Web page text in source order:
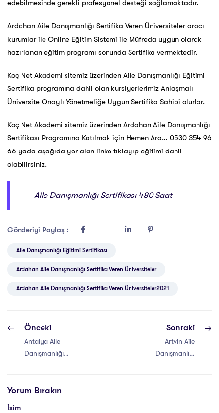
edebilmesinde gerekli profesyonel desteği sağlamaktadır.
Ardahan Aile Danışmanlığı Sertifika Veren Üniversiteler aracı
kurumlar ile Online Eğitim Sistemi ile Müfreda uygun olarak
hazırlanan eğitim programı sonunda Sertifika vermektedir.
Koç Net Akademi sitemiz üzerinden Aile Danışmanlığı Eğitimi
Sertifika programına dahil olan kursiyerlerimiz Anlaşmalı
Üniversite Onaylı Yönetmeliğe Uygun Sertifika Sahibi olurlar.
Koç Net Akademi sitemiz üzerinden Ardahan Aile Danışmanlığı
Sertifikası Programına Katılmak için Hemen Ara… 0530 354 96
66 yada aşağıda yer alan linke tıklayıp eğitimi dahil
olabilirsiniz.
Aile Danışmanlığı Sertifikası 480 Saat
Gönderiyi Paylaş :
Aile Danışmanlığı Eğitimi Sertifikası
Ardahan Aile Danışmanlığı Sertifika Veren Üniversiteler
Ardahan Aile Danışmanlığı Sertifika Veren Üniversiteler2021
Önceki
Antalya Aile
Danışmanlığı
Sonraki
Artvin Aile
Danışmanlığı
Yorum Bırakın
İsim